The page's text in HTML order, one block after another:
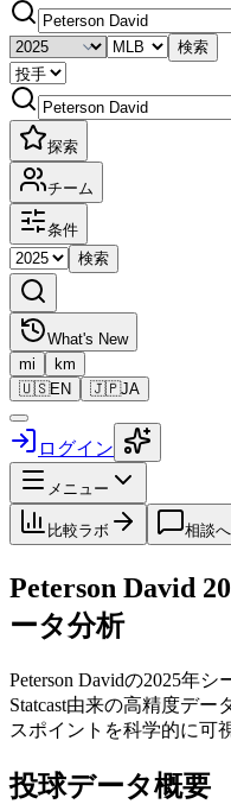
検索
探索
チーム
条件
検索
What's New
mi
km
🇺🇸EN 🇯🇵JA
ログイン
メニュー
比較ラボ 相談へ
Peterson David
ータ分析
Peterson Davidの2025年シ
Statcast由来の高精度デ
スポイントを科学的に可
投球データ概要